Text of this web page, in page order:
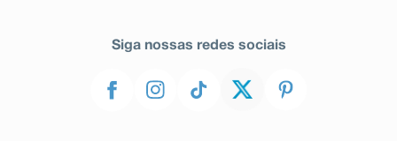
Siga nossas redes sociais